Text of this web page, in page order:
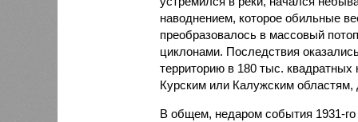
наводнением, которое обильные
преобразовалось в массовый
циклонами. Последствия
территорию в 180 тыс.
Курским или Калужским областям,
В общем, недаром события 1931-